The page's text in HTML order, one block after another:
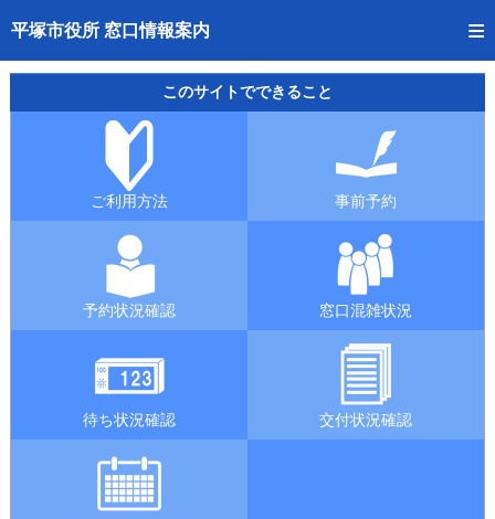
平塚市役所 窓口情報案内
トップページへ
ご利用方法
事前予約
予約状況確認
窓口混雑状況
待ち状況確認
交付状況確認
混雑予想カレンダー
このサイトでできること
ご利用方法 事前予約
予約状況確認 窓口混雑状況
待ち状況確認 交付状況確認